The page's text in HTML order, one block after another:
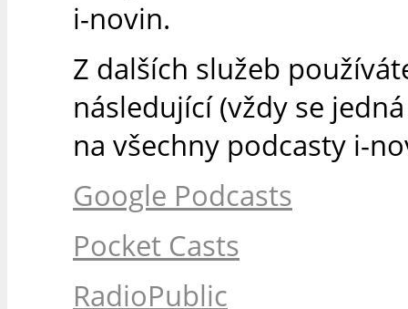
i-novin.
Z dalších služeb
následující (vždy se
na všechny podcasty i-
Google Podcasts
Pocket Casts
RadioPublic